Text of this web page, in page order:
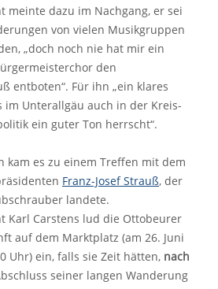
meinte dazu im Nachgang, er sei
von vielen Musikgruppen
„doch noch nie hat mir ein
den
entboten“. Für ihn „ein klares
im Unterallgäu auch in der Kreis-
ein guter Ton herrscht“.
kam es zu einem Treffen mit dem
Franz-Josef Strauß, der
landete.
Karl Carstens lud die Ottobeurer
auf dem Marktplatz (am 26. Juni
Uhr) ein, falls sie Zeit hätten, nach
seiner langen Wanderung